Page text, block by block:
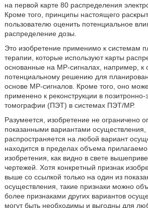
на первой карте 80 распределения
Кроме того, принципы настоящего
пользователю оценить потенциальное
распределение дозы.
Это изобретение применимо к системам
терапии, которые используют карты
основанные на МР-сигналах, например, к
потенциальному решению для
основе МР-сигналов. Кроме того, оно
применено к реконструкции в
томографии (ПЭТ) в системах ПЭТ/МР.
Разумеется, изобретение не ограничено
показанными вариантами
распространяется на любой вариант
находится в пределах объема
изобретения, как видно в свете
чертежей. Хотя конкретный признак
выше со ссылкой только на один из
осуществления, такие признаки можно
более признаками других вариантов
могут быть необходимы и выгодны для